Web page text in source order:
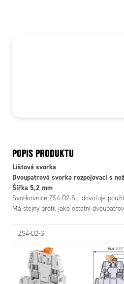
POPIS PRODUKTU
Lištová svorka
Dvoupatrová svorka rozpojovací s
Šířka 5,2 mm
Svorkovnice ZS4-D2-S... dovoluje
Má stejný profil jako ostatní
ZS4-D2-S